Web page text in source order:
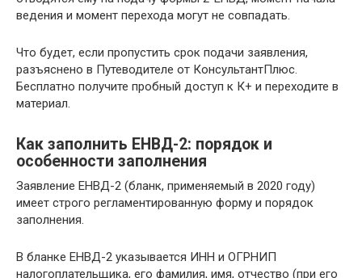
ведения и момент перехода могут не совпадать.
Что будет, если пропустить срок подачи заявления,
разъяснено в Путеводителе от КонсультантПлюс.
Бесплатно получите пробный доступ к К+ и переходите в
материал.
Как заполнить ЕНВД-2: порядок и
особенности заполнения
Заявление ЕНВД-2 (бланк, применяемый в 2020 году)
имеет строго регламентированную форму и порядок
заполнения.
В бланке ЕНВД-2 указывается ИНН и ОГРНИП
налогоплательщика, его фамилия, имя, отчество (при его